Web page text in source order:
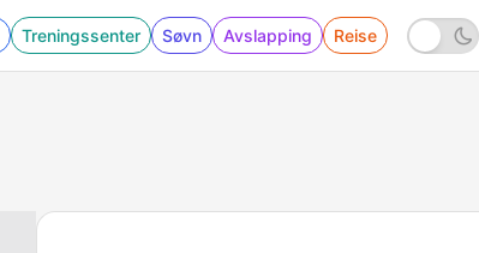
Treningssenter Søvn Avslapping Reise